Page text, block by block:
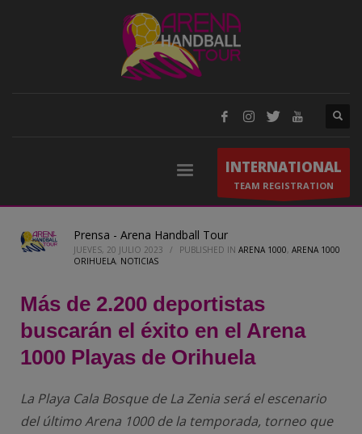
INTERNATIONAL
TEAM REGISTRATION
Prensa - Arena Handball Tour
JUEVES, 20 JULIO 2023 / PUBLISHED IN ARENA 1000, ARENA 1000
ORIHUELA, NOTICIAS
Más de 2.200 deportistas
buscarán el éxito en el Arena
1000 Playas de Orihuela
La Playa Cala Bosque de La Zenia será el escenario
del último Arena 1000 de la temporada, torneo que